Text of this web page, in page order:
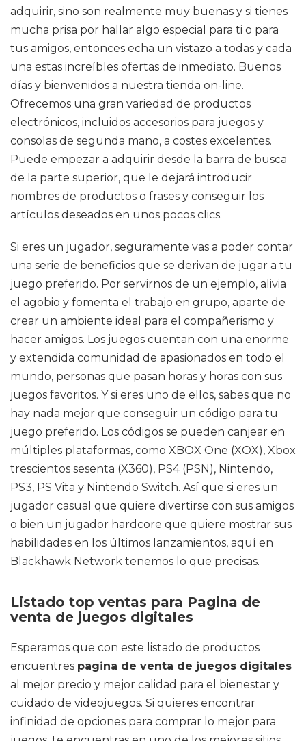
adquirir, sino son realmente muy buenas y si tienes
mucha prisa por hallar algo especial para ti o para
tus amigos, entonces echa un vistazo a todas y cada
una estas increíbles ofertas de inmediato. Buenos
días y bienvenidos a nuestra tienda on-line.
Ofrecemos una gran variedad de productos
electrónicos, incluidos accesorios para juegos y
consolas de segunda mano, a costes excelentes.
Puede empezar a adquirir desde la barra de busca
de la parte superior, que le dejará introducir
nombres de productos o frases y conseguir los
artículos deseados en unos pocos clics.
Si eres un jugador, seguramente vas a poder contar
una serie de beneficios que se derivan de jugar a tu
juego preferido. Por servirnos de un ejemplo, alivia
el agobio y fomenta el trabajo en grupo, aparte de
crear un ambiente ideal para el compañerismo y
hacer amigos. Los juegos cuentan con una enorme
y extendida comunidad de apasionados en todo el
mundo, personas que pasan horas y horas con sus
juegos favoritos. Y si eres uno de ellos, sabes que no
hay nada mejor que conseguir un código para tu
juego preferido. Los códigos se pueden canjear en
múltiples plataformas, como XBOX One (XOX), Xbox
trescientos sesenta (X360), PS4 (PSN), Nintendo,
PS3, PS Vita y Nintendo Switch. Así que si eres un
jugador casual que quiere divertirse con sus amigos
o bien un jugador hardcore que quiere mostrar sus
habilidades en los últimos lanzamientos, aquí en
Blackhawk Network tenemos lo que precisas.
Listado top ventas para Pagina de
venta de juegos digitales
Esperamos que con este listado de productos
encuentres pagina de venta de juegos digitales
al mejor precio y mejor calidad para el bienestar y
cuidado de videojuegos. Si quieres encontrar
infinidad de opciones para comprar lo mejor para